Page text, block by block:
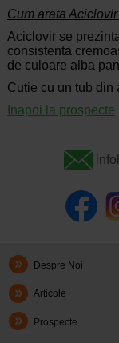
Cum arata
Aciclovir se
consistenta
de culoare alba
Cutie cu un tub din
Inapoi la prospecte
Despre Noi
Articole
Prospecte